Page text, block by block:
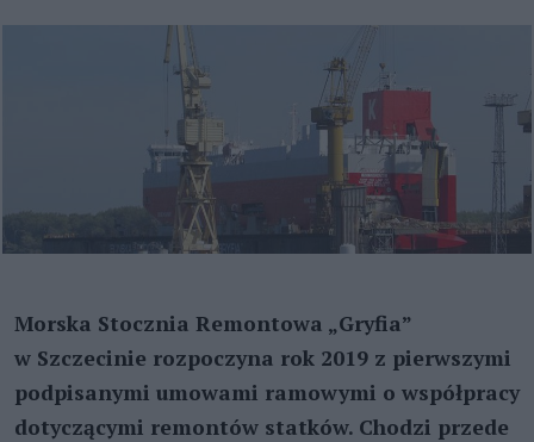
Morska Stocznia Remontowa „Gryfia”
w Szczecinie rozpoczyna rok 2019 z pierwszymi
podpisanymi umowami ramowymi o współpracy
dotyczącymi remontów statków. Chodzi przede